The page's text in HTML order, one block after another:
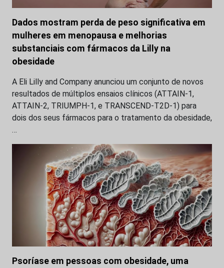
Dados mostram perda de peso significativa em
mulheres em menopausa e melhorias
substanciais com fármacos da Lilly na
obesidade
A Eli Lilly and Company anunciou um conjunto de novos
resultados de múltiplos ensaios clínicos (ATTAIN-1,
ATTAIN-2, TRIUMPH-1, e TRANSCEND-T2D-1) para
dois dos seus fármacos para o tratamento da obesidade,
…
Psoríase em pessoas com obesidade, uma